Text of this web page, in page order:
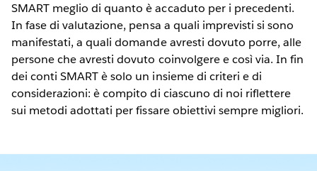
SMART meglio di quanto è accaduto per i precedenti.
In fase di valutazione, pensa a quali imprevisti si sono
manifestati, a quali domande avresti dovuto porre, alle
persone che avresti dovuto coinvolgere e così via. In fin
dei conti SMART è solo un insieme di criteri e di
considerazioni: è compito di ciascuno di noi riflettere
sui metodi adottati per fissare obiettivi sempre migliori.